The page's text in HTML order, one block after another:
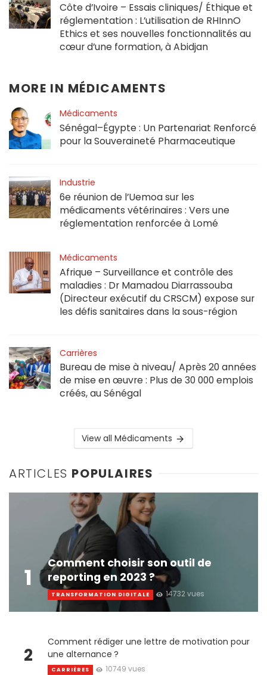
Côte d’Ivoire – Essais cliniques/ Éthique et
réglementation : L’utilisation de RHInnO
Ethics et ses nouvelles fonctionnalités au
cœur d’une formation, à Abidjan
MORE IN MÉDICAMENTS
Médicaments
Sénégal–Égypte : Un Partenariat Renforcé
pour la Souveraineté Pharmaceutique
Industrie
6e réunion de l’Uemoa sur les
médicaments vétérinaires : Vers une
réglementation renforcée à Lomé
Médicaments
Afrique – Surveillance et contrôle des
maladies : Dr Mamadou Diarrassouba
(Directeur exécutif du CRSCM) expose sur
les défis sanitaires dans la sous-région
Carrières
Bureau de mise à niveau/ Après 20 années
de mise en œuvre : Plus de 30 000 emplois
créés, au Sénégal
View all Médicaments
ARTICLES POPULAIRES
1
Comment choisir son outil de
reporting en 2023 ?
TRANSFORMATION DIGITALE 14732 vues
2
Comment rédiger une lettre de motivation pour
une alternance ?
CARRIÈRES 10749 vues